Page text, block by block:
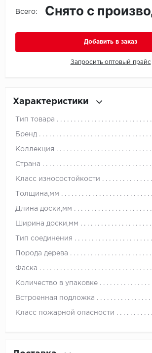
Всего: Снято с
Добавить в заказ
Запросить оптовый прайс
Характеристики
Тип товара
Бренд
Коллекция
Страна
Класс износостойкости
Толщина,мм
Длина доски,мм
Ширина доски,мм
Тип соединения
Порода дерева
Фаска
Количество в упаковке
Встроенная подложка
Класс пожарной опасности